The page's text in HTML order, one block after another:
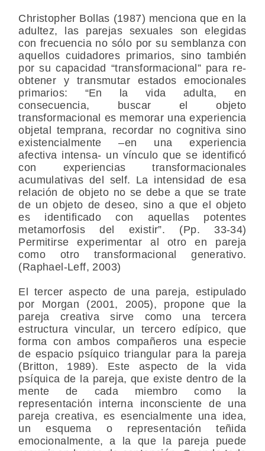
Christopher Bollas (1987) menciona que en la
adultez, las parejas sexuales son elegidas
con frecuencia no sólo por su semblanza con
aquellos cuidadores primarios, sino también
por su capacidad “transformacional” para re-
obtener y transmutar estados emocionales
primarios: “En la vida adulta, en
consecuencia, buscar el objeto
transformacional es memorar una experiencia
objetal temprana, recordar no cognitiva sino
existencialmente –en una experiencia
afectiva intensa- un vínculo que se identificó
con experiencias transformacionales
acumulativas del self. La intensidad de esa
relación de objeto no se debe a que se trate
de un objeto de deseo, sino a que el objeto
es identificado con aquellas potentes
metamorfosis del existir”. (Pp. 33-34)
Permitirse experimentar al otro en pareja
como otro transformacional generativo.
(Raphael-Leff, 2003)
El tercer aspecto de una pareja, estipulado
por Morgan (2001, 2005), propone que la
pareja creativa sirve como una tercera
estructura vincular, un tercero edípico, que
forma con ambos compañeros una especie
de espacio psíquico triangular para la pareja
(Britton, 1989). Este aspecto de la vida
psíquica de la pareja, que existe dentro de la
mente de cada miembro como la
representación interna inconsciente de una
pareja creativa, es esencialmente una idea,
un esquema o representación teñida
emocionalmente, a la que la pareja puede